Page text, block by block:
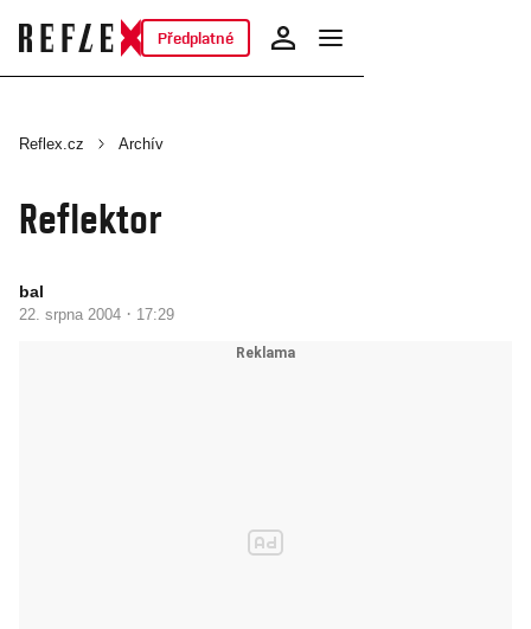
Předplatné
Reflex.cz Archív
Reflektor
bal
22. srpna 2004 · 17:29